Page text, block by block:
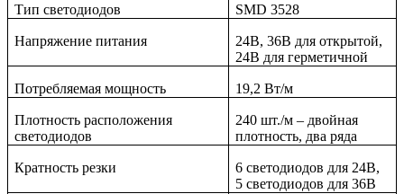
Тип светодиодов SMD 3528
Напряжение питания
24В, 36В для открытой,
24В для герметичной
Потребляемая мощность 19,2 Вт/м
Плотность расположения
светодиодов
240 шт./м – двойная
плотность, два ряда
Кратность резки
6 светодиодов для 24В,
5 светодиодов для 36В